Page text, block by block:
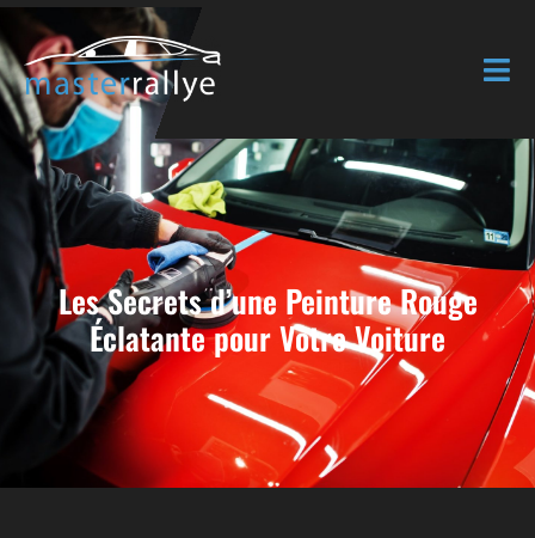
Les Secrets d’une Peinture Rouge
Éclatante pour Votre Voiture